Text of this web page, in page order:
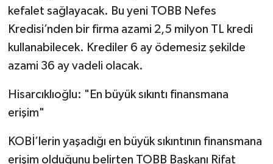
kefalet sağlayacak. Bu yeni TOBB Nefes
Kredisi’nden bir firma azami 2,5 milyon TL kredi
kullanabilecek. Krediler 6 ay ödemesiz şekilde
azami 36 ay vadeli olacak.
Hisarcıklıoğlu: "En büyük sıkıntı finansmana
erişim"
KOBİ’lerin yaşadığı en büyük sıkıntının finansmana
erişim olduğunu belirten TOBB Başkanı Rifat